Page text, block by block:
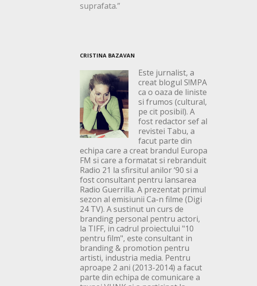
suprafata.”
CRISTINA BAZAVAN
Este jurnalist, a
creat blogul S!MPA
ca o oaza de liniste
si frumos (cultural,
pe cit posibil). A
fost redactor sef al
revistei Tabu, a
facut parte din
echipa care a creat brandul Europa
FM si care a formatat si rebranduit
Radio 21 la sfirsitul anilor ‘90 si a
fost consultant pentru lansarea
Radio Guerrilla. A prezentat primul
sezon al emisiunii Ca-n filme (Digi
24 TV). A sustinut un curs de
branding personal pentru actori,
la TIFF, in cadrul proiectului "10
pentru film", este consultant in
branding & promotion pentru
artisti, industria media. Pentru
aproape 2 ani (2013-2014) a facut
parte din echipa de comunicare a